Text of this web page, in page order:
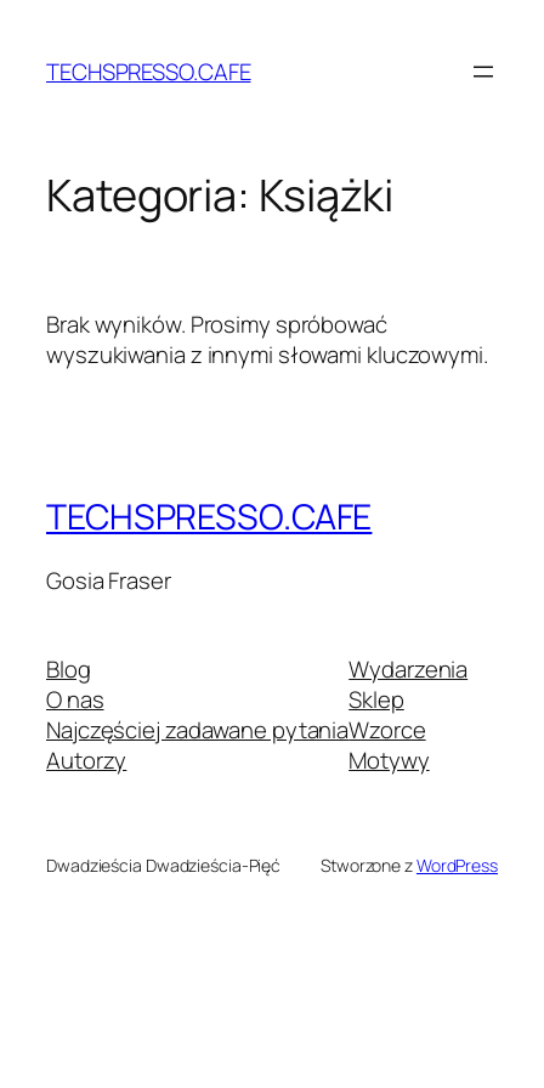
treściTECHSPRESSO.CAFE
Kategoria: Książki
Brak wyników. Prosimy spróbować
wyszukiwania z innymi słowami kluczowymi.
TECHSPRESSO.CAFE
Gosia Fraser
Blog
O nas
Najczęściej zadawane pytania
Autorzy
Wydarzenia
Sklep
Wzorce
Motywy
Dwadzieścia Dwadzieścia-Pięć Stworzone zWordPress